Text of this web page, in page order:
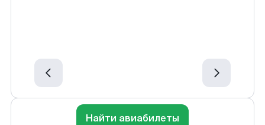
Найти авиабилеты